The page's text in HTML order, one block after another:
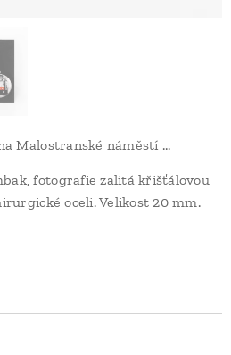
Malostranské náměstí ...
fotografie zalitá křišťálovou
oceli. Velikost 20 mm.